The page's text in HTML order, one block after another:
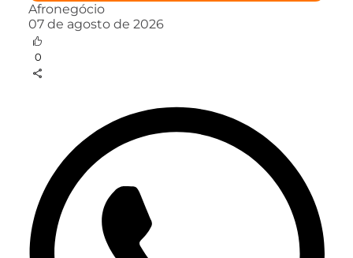
Afronegócio
07 de agosto de 2026
0